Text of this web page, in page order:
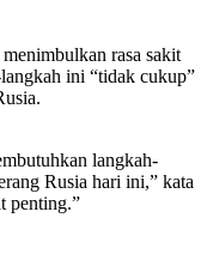
rasa sakit
ini “tidak cukup”
langkah-
Rusia hari ini,” kata
penting.”